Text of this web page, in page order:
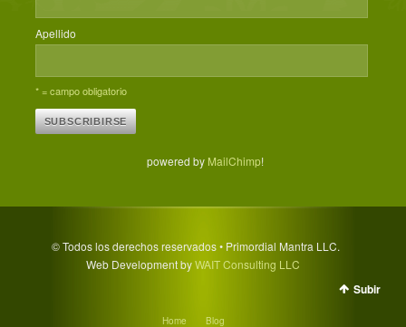
Apellido
* = campo obligatorio
powered by MailChimp!
© Todos los derechos reservados • Primordial Mantra LLC.
Web Development byWAIT Consulting LLC
Subir
Home Blog